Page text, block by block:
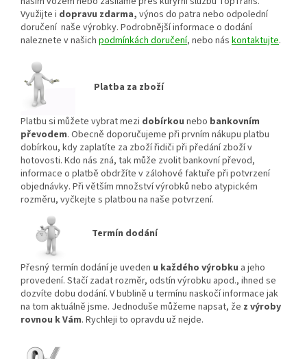
Využijte i dopravu zdarma, výnos do patra nebo odpolední
doručení naše výrobky. Podrobnější informace o dodání
naleznete v našich podmínkách doručení, nebo nás kontaktujte.
Platba za zboží
Platbu si můžete vybrat mezi dobírkou nebo bankovním
převodem. Obecně doporučujeme při prvním nákupu platbu
dobírkou, kdy zaplatíte za zboží řidiči při předání zboží v
hotovosti. Kdo nás zná, tak může zvolit bankovní převod,
informace o platbě obdržíte v zálohové faktuře při potvrzení
objednávky. Při větším množství výrobků nebo atypickém
rozměru, vyčkejte s platbou na naše potvrzení.
Termín dodání
Přesný termín dodání je uveden u každého výrobku a jeho
provedení. Stačí zadat rozměr, odstín výrobku apod., ihned se
dozvíte dobu dodání. V bublině u termínu naskočí informace jak
na tom aktuálně jsme. Jednoduše můžeme napsat, že z výroby
rovnou k Vám. Rychleji to opravdu už nejde.